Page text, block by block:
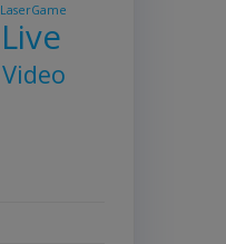
LaserGame
Live
Video